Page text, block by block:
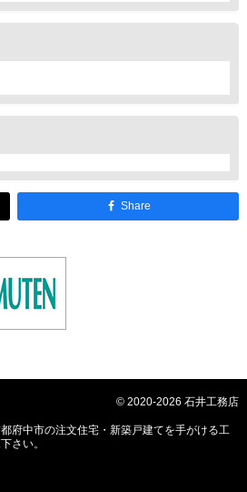
Share
© 2020-2026 石井工務店
府中市の注文住宅・新築戸建てを手がける工
さい。